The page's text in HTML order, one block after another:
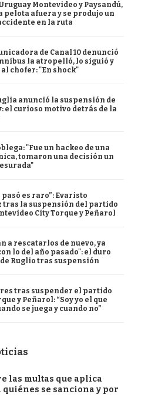
Montevideo y Paysandú,
afuera y se produjo un
en la ruta
de Canal 10 denunció
la atropelló, lo siguió y
chofer: "En shock"
anunció la suspensión de
el curioso motivo detrás de la
"Fue un hackeo de una
tomaron una decisión un
pasó es raro”: Evaristo
tras la suspensión del partido
City Torque y Peñarol
a rescatarlos de nuevo, ya
lo del año pasado": el duro
Ruglio tras suspensión
tras suspender el partido
y Peñarol: “Soy yo el que
se juega y cuando no”
las multas que aplica
quiénes se sanciona y por